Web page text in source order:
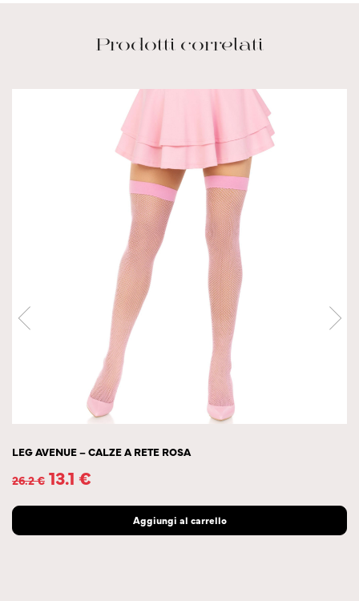
Prodotti correlati
LEG AVENUE – CALZE A RETE ROSA
26.2€ 13.1 €
Aggiungi al carrello